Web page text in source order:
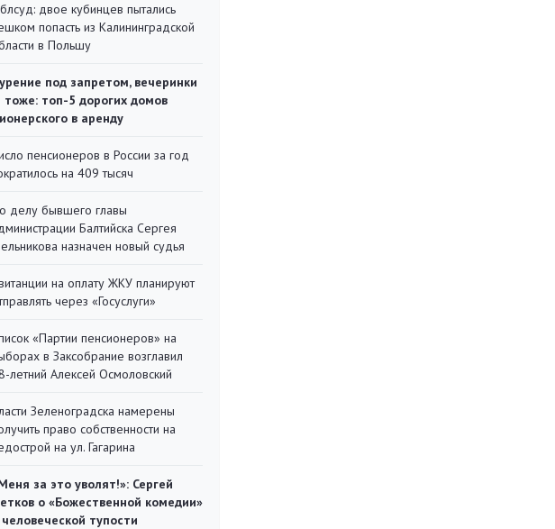
двое кубинцев пытались
попасть из Калининградской
в Польшу
под запретом, вечеринки
тоже: топ-5 дорогих домов
в аренду
пенсионеров в России за год
на 409 тысяч
делу бывшего главы
Балтийска Сергея
назначен новый судья
на оплату ЖКУ планируют
через «Госуслуги»
«Партии пенсионеров» на
в Заксобрание возглавил
летний Алексей Осмоловский
Зеленоградска намерены
право собственности на
на ул. Гагарина
за это уволят!»: Сергей
о «Божественной комедии»
тупости